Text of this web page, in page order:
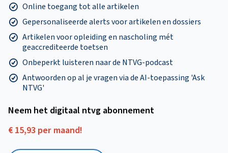
Online toegang tot alle artikelen
Gepersonaliseerde alerts voor artikelen en dossiers
Artikelen voor opleiding en nascholing mét
geaccrediteerde toetsen
Onbeperkt luisteren naar de NTVG-podcast
Antwoorden op al je vragen via de AI-toepassing 'Ask
NTVG'
Neem het digitaal ntvg abonnement
€ 15,93 per maand!